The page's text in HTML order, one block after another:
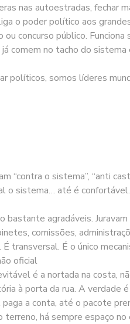
nas autoestradas, fechar
o poder político aos
concurso público.
comem no tacho do
políticos, somos líderes
o sistema”, “anti
o sistema… até é confortável.
bastante agradáveis.
comissões,
transversal. É o único
oficial
é a nortada na costa,
à porta da rua. A verdade
a conta, até o pacote
há sempre espaço